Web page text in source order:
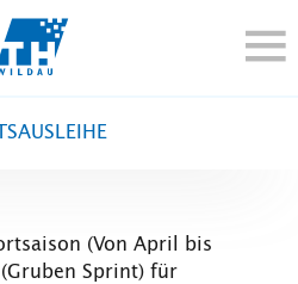
TH-
(Von April bis
Sprint) für